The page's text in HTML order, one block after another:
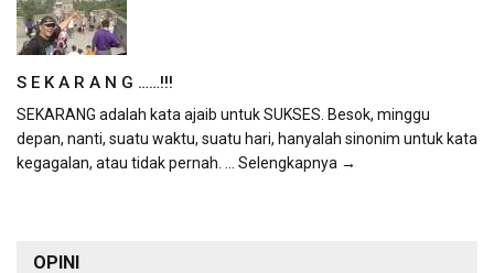
S E K A R A N G ……!!!
SEKARANG adalah kata ajaib untuk SUKSES. Besok, minggu
depan, nanti, suatu waktu, suatu hari, hanyalah sinonim untuk kata
kegagalan, atau tidak pernah. ... Selengkapnya →
OPINI